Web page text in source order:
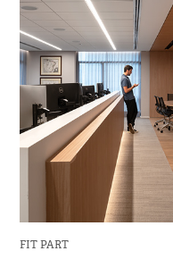
FIT PART